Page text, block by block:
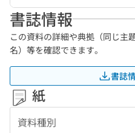
書誌情報
この資料の詳細や典拠（同じ主
名）等を確認できます。
書誌
紙
資料種別